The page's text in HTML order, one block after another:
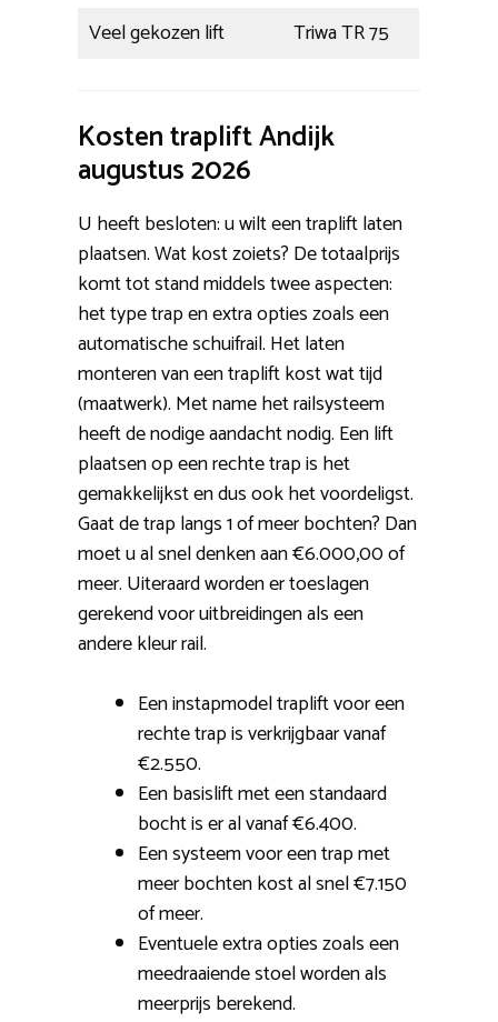
Veel gekozen lift
Triwa TR 75
Kosten traplift Andijk
augustus 2026
U heeft besloten: u wilt een traplift laten
plaatsen. Wat kost zoiets? De totaalprijs
komt tot stand middels twee aspecten:
het type trap en extra opties zoals een
automatische schuifrail. Het laten
monteren van een traplift kost wat tijd
(maatwerk). Met name het railsysteem
heeft de nodige aandacht nodig. Een lift
plaatsen op een rechte trap is het
gemakkelijkst en dus ook het voordeligst.
Gaat de trap langs 1 of meer bochten? Dan
moet u al snel denken aan €6.000,00 of
meer. Uiteraard worden er toeslagen
gerekend voor uitbreidingen als een
andere kleur rail.
Een instapmodel traplift voor een
rechte trap is verkrijgbaar vanaf
€2.550.
Een basislift met een standaard
bocht is er al vanaf €6.400.
Een systeem voor een trap met
meer bochten kost al snel €7.150
of meer.
Eventuele extra opties zoals een
meedraaiende stoel worden als
meerprijs berekend.